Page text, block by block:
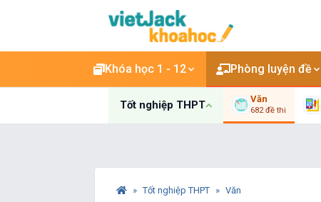
Khóa học 1 - 12 Phòng luyện đề
Tốt nghiệp THPT Văn
682 đề thi
Tốt nghiệp THPT Văn